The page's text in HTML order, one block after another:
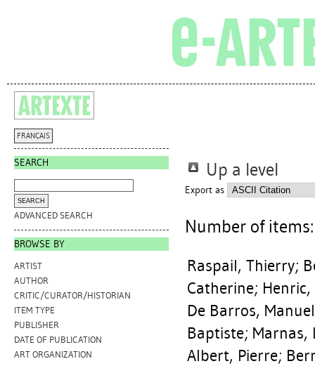
FRANÇAIS
SEARCH
ADVANCED SEARCH
BROWSE BY
ARTIST
AUTHOR
CRITIC/CURATOR/HISTORIAN
ITEM TYPE
PUBLISHER
DATE OF PUBLICATION
ART ORGANIZATION
Up a level
Export as
Number of
Raspail, Thierry;
Catherine; Henric,
De Barros,
Baptiste; Marnas,
Albert, Pierre;